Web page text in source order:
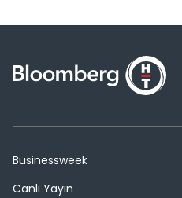
Businessweek
Canlı Yayın